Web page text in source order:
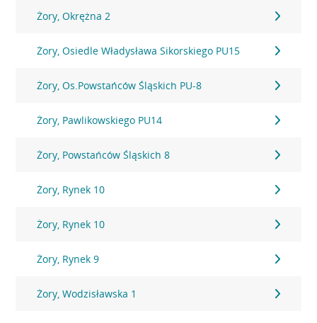
Żory, Okrężna 2
Żory, Osiedle Władysława Sikorskiego PU15
Żory, Os.Powstańców Śląskich PU-8
Żory, Pawlikowskiego PU14
Żory, Powstańców Śląskich 8
Żory, Rynek 10
Żory, Rynek 10
Żory, Rynek 9
Żory, Wodzisławska 1